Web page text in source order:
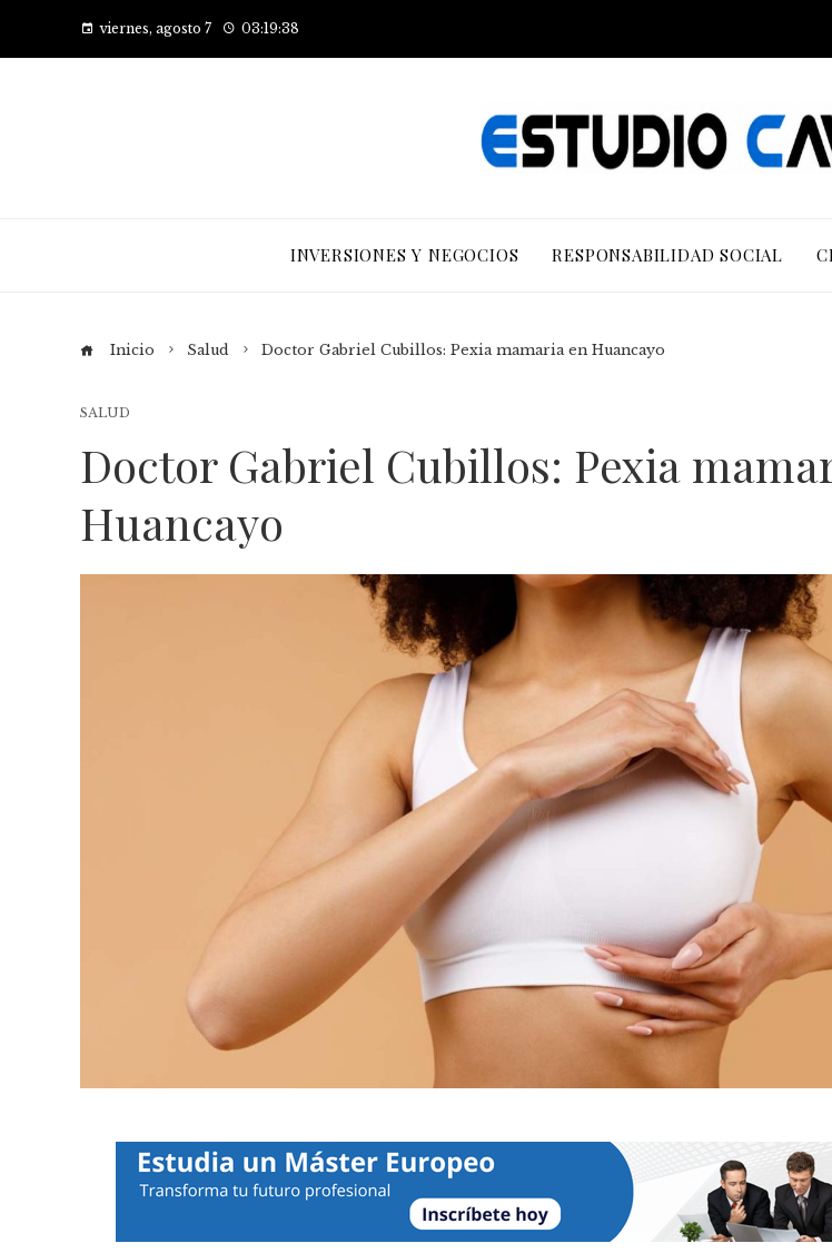
viernes, agosto 7 03:19:39
INVERSIONES Y NEGOCIOS RESPONSABILIDAD SOCIAL
Inicio Salud Doctor Gabriel Cubillos: Pexia mamaria en Huancayo
SALUD
Doctor Gabriel Cubillos: Pexia
Huancayo